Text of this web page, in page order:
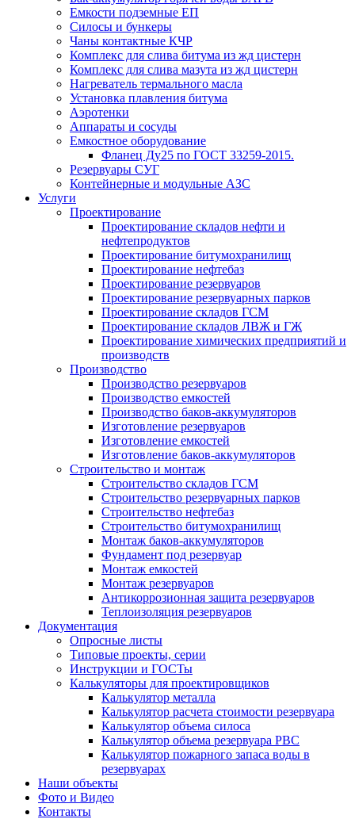
Емкости подземные ЕП
Силосы и бункеры
Чаны контактные КЧР
Комплекс для слива битума из жд цистерн
Комплекс для слива мазута из жд цистерн
Нагреватель термального масла
Установка плавления битума
Аэротенки
Аппараты и сосуды
Емкостное оборудование
Фланец Ду25 по ГОСТ 33259-2015.
Резервуары СУГ
Контейнерные и модульные АЗС
Услуги
Проектирование
Проектирование складов нефти и
нефтепродуктов
Проектирование битумохранилищ
Проектирование нефтебаз
Проектирование резервуаров
Проектирование резервуарных парков
Проектирование складов ГСМ
Проектирование складов ЛВЖ и ГЖ
Проектирование химических предприятий и
производств
Производство
Производство резервуаров
Производство емкостей
Производство баков-аккумуляторов
Изготовление резервуаров
Изготовление емкостей
Изготовление баков-аккумуляторов
Строительство и монтаж
Строительство складов ГСМ
Строительство резервуарных парков
Строительство нефтебаз
Строительство битумохранилищ
Монтаж баков-аккумуляторов
Фундамент под резервуар
Монтаж емкостей
Монтаж резервуаров
Антикоррозионная защита резервуаров
Теплоизоляция резервуаров
Документация
Опросные листы
Типовые проекты, серии
Инструкции и ГОСТы
Калькуляторы для проектировщиков
Калькулятор металла
Калькулятор расчета стоимости резервуара
Калькулятор объема силоса
Калькулятор объема резервуара РВС
Калькулятор пожарного запаса воды в
резервуарах
Наши объекты
Фото и Видео
Контакты